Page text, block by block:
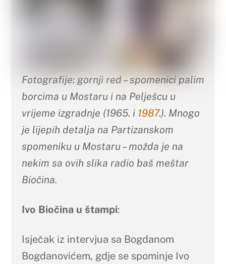
Fotografije: gornji red – spomenici palim
borcima u Mostaru i na Pelješcu u
vrijeme izgradnje (1965. i 1987.). Mnogo
je lijepih detalja na Partizanskom
spomeniku u Mostaru – možda je na
nekim sa ovih slika radio baš meštar
Biočina.
Ivo Biočina u štampi:
Isječak iz intervjua sa Bogdanom
Bogdanovićem, gdje se spominje Ivo